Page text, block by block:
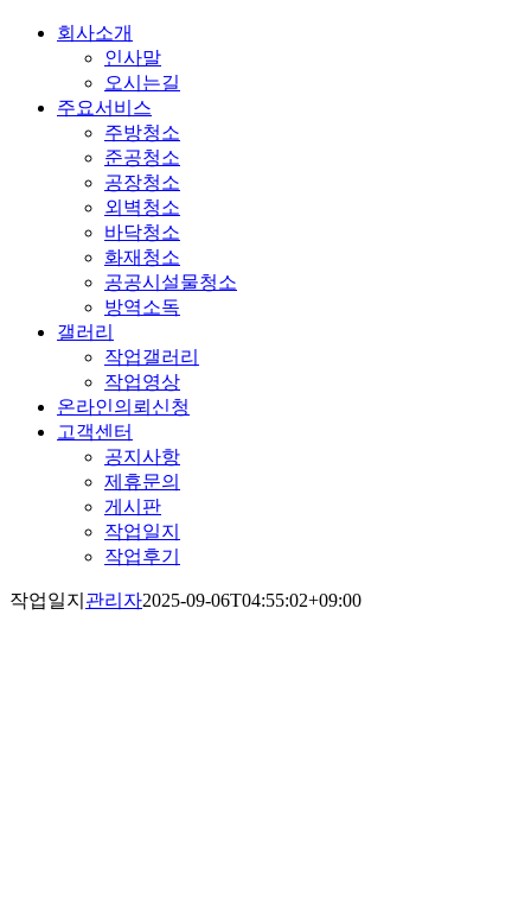
회사소개
인사말
오시는길
주요서비스
주방청소
준공청소
공장청소
외벽청소
바닥청소
화재청소
공공시설물청소
방역소독
갤러리
작업갤러리
작업영상
온라인의뢰신청
고객센터
공지사항
제휴문의
게시판
작업일지
작업후기
작업일지 관리자2025-09-06T04:55:02+09:00